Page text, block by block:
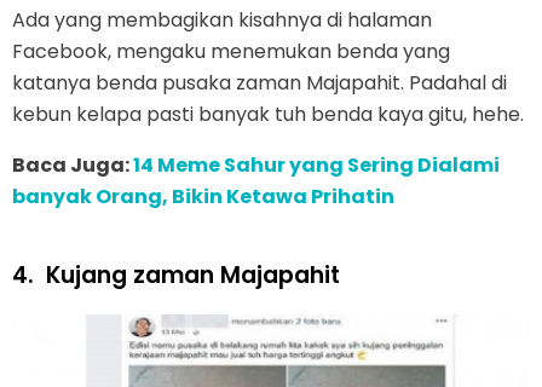
Ada yang membagikan kisahnya di halaman
Facebook, mengaku menemukan benda yang
katanya benda pusaka zaman Majapahit. Padahal di
kebun kelapa pasti banyak tuh benda kaya gitu, hehe.
Baca Juga:14 Meme Sahur yang Sering Dialami
banyak Orang, Bikin Ketawa Prihatin
4. Kujang zaman Majapahit